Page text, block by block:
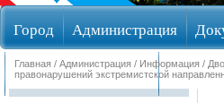
Город Администрация
Обращения граждан
Главная / Администрация / Информация /
правонарушений экстремистской